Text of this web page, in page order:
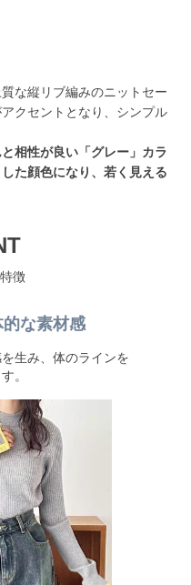
な縦リブ編みのニットセー
クセントとなり、シンプル
相性が良い「グレー」カラ
た顔色になり、若く見える
徴
的な素材感
生み、体のラインを
。